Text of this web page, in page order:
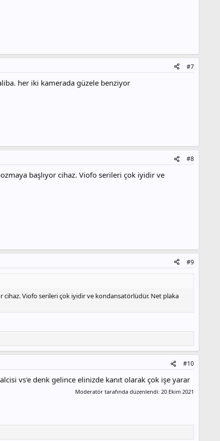
#7
her iki kamerada güzele benziyor
#8
başlıyor cihaz. Viofo serileri çok iyidir ve
#9
cihaz. Viofo serileri çok iyidir ve kondansatörlüdür. Net plaka
#10
vs'e denk gelince elinizde kanıt olarak çok işe yarar
Moderatör tarafında düzenlendi: 20 Ekim 2021